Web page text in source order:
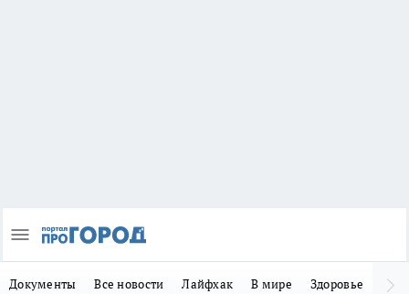
Документы Все новости Лайфхак В мире Здоровье